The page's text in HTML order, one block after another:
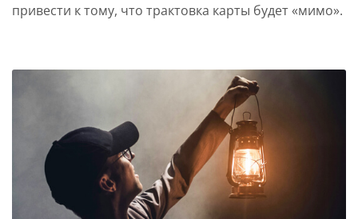
привести к тому, что трактовка карты будет «мимо».